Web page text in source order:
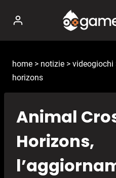
contenuto
home > notizie > videogiochi
horizons
Animal
Horizons,